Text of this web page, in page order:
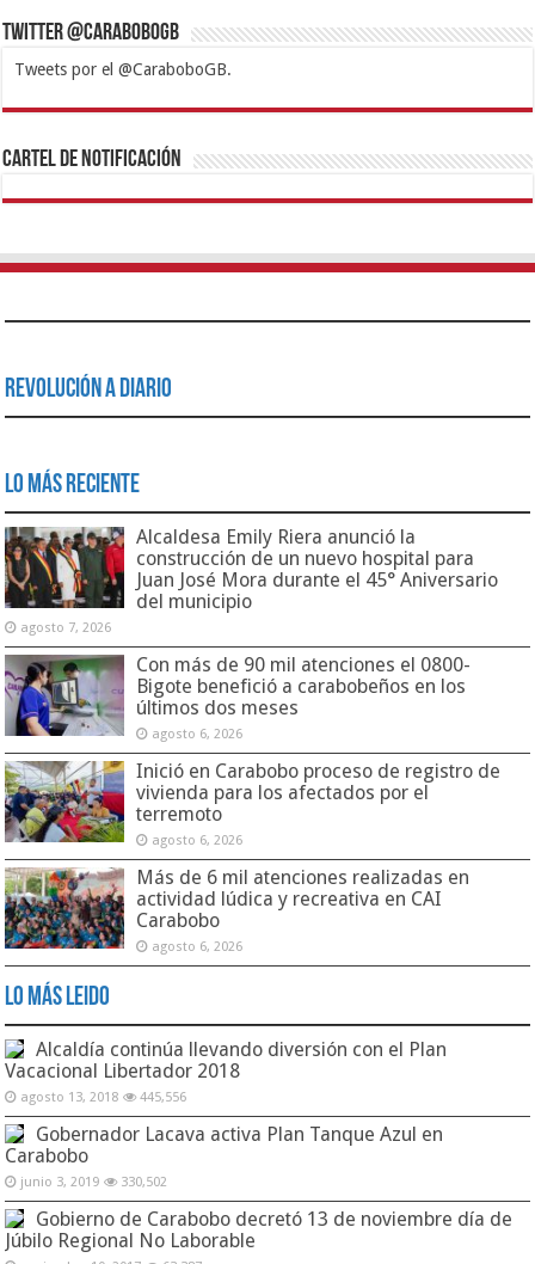
Twitter @CaraboboGB
Tweets por el @CaraboboGB.
1xbetBetturkeyBetistKralbetSupertotobetTipobetMatadorbetMariobet
https://mvbcasino.com/
Cartel de Notificación
Revolución a Diario
Lo Más Reciente
Alcaldesa Emily Riera anunció la
construcción de un nuevo hospital para
Juan José Mora durante el 45° Aniversario
del municipio
agosto 7, 2026
Con más de 90 mil atenciones el 0800-
Bigote benefició a carabobeños en los
últimos dos meses
agosto 6, 2026
Inició en Carabobo proceso de registro de
vivienda para los afectados por el
terremoto
agosto 6, 2026
Más de 6 mil atenciones realizadas en
actividad lúdica y recreativa en CAI
Carabobo
agosto 6, 2026
Lo Más Leido
Alcaldía continúa llevando diversión con el Plan
Vacacional Libertador 2018
agosto 13, 2018 445,556
Gobernador Lacava activa Plan Tanque Azul en
Carabobo
junio 3, 2019 330,502
Gobierno de Carabobo decretó 13 de noviembre día de
Júbilo Regional No Laborable